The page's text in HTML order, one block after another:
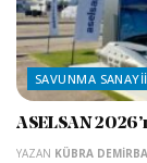
SAVUNMA SANAYII
ASELSAN
YAZAN KÜBRA